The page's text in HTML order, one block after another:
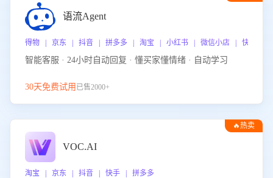
语流Agent
得物 | 京东 | 抖音 | 拼多多 | 淘宝 | 小红书 | 微信小店 | 快手 |
智能客服 · 24小时自动回复 · 懂买家懂情绪 · 自动学习
30天免费试用 已售2000+
🔥热卖
VOC.AI
淘宝 | 京东 | 抖音 | 快手 | 拼多多